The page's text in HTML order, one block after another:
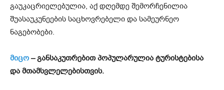
გაუკაცრიელებულია, აქ დღემდე შემორჩენილია
შუასაუკუნეების საცხოვრებელი და სამეურნეო
ნაგებობები.
მიცო– განსაკუთრებით პოპულარულია ტურისტებისა
და მთამსვლელებისთვის.